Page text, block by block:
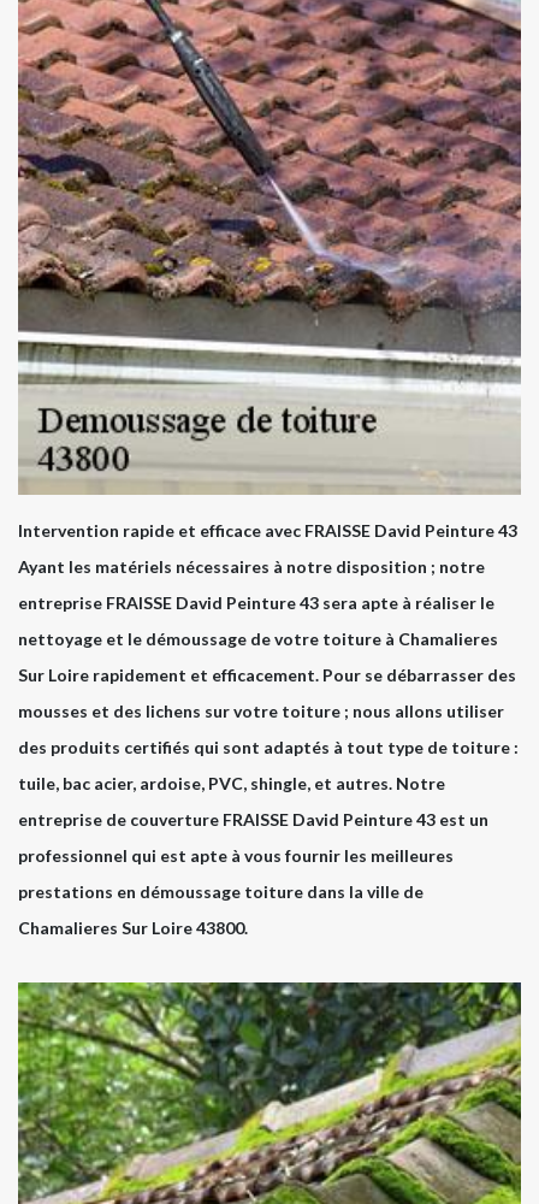
Intervention rapide et efficace avec FRAISSE David Peinture 43
Ayant les matériels nécessaires à notre disposition ; notre
entreprise FRAISSE David Peinture 43 sera apte à réaliser le
nettoyage et le démoussage de votre toiture à Chamalieres
Sur Loire rapidement et efficacement. Pour se débarrasser des
mousses et des lichens sur votre toiture ; nous allons utiliser
des produits certifiés qui sont adaptés à tout type de toiture :
tuile, bac acier, ardoise, PVC, shingle, et autres. Notre
entreprise de couverture FRAISSE David Peinture 43 est un
professionnel qui est apte à vous fournir les meilleures
prestations en démoussage toiture dans la ville de
Chamalieres Sur Loire 43800.